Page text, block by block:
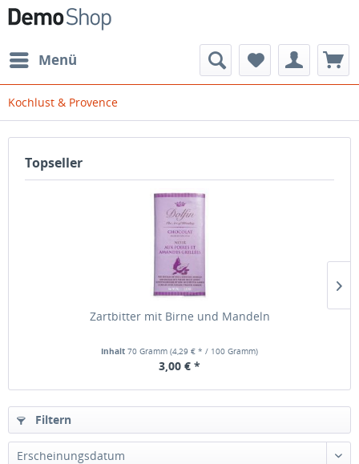
Menü
Kochlust & Provence
Topseller
Zartbitter mit Birne und Mandeln
Inhalt 70 Gramm (4,29 € * / 100 Gramm)
3,00 € *
Filtern
Erscheinungsdatum